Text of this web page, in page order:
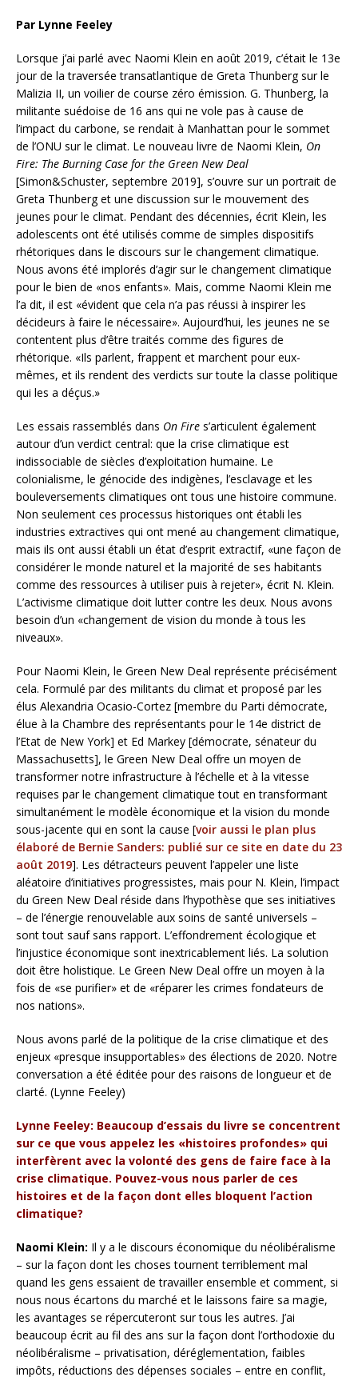
Par Lynne Feeley
Lorsque j’ai parlé avec Naomi Klein en août 2019, c’était le 13e
jour de la traversée transatlantique de Greta Thunberg sur le
Malizia II, un voilier de course zéro émission. G. Thunberg, la
militante suédoise de 16 ans qui ne vole pas à cause de
l’impact du carbone, se rendait à Manhattan pour le sommet
de l’ONU sur le climat. Le nouveau livre de Naomi Klein, On
Fire: The Burning Case for the Green New Deal
[Simon&Schuster, septembre 2019], s’ouvre sur un portrait de
Greta Thunberg et une discussion sur le mouvement des
jeunes pour le climat. Pendant des décennies, écrit Klein, les
adolescents ont été utilisés comme de simples dispositifs
rhétoriques dans le discours sur le changement climatique.
Nous avons été implorés d’agir sur le changement climatique
pour le bien de «nos enfants». Mais, comme Naomi Klein me
l’a dit, il est «évident que cela n’a pas réussi à inspirer les
décideurs à faire le nécessaire». Aujourd’hui, les jeunes ne se
contentent plus d’être traités comme des figures de
rhétorique. «Ils parlent, frappent et marchent pour eux-
mêmes, et ils rendent des verdicts sur toute la classe politique
qui les a déçus.»
Les essais rassemblés dans On Fire s’articulent également
autour d’un verdict central: que la crise climatique est
indissociable de siècles d’exploitation humaine. Le
colonialisme, le génocide des indigènes, l’esclavage et les
bouleversements climatiques ont tous une histoire commune.
Non seulement ces processus historiques ont établi les
industries extractives qui ont mené au changement climatique,
mais ils ont aussi établi un état d’esprit extractif, «une façon de
considérer le monde naturel et la majorité de ses habitants
comme des ressources à utiliser puis à rejeter», écrit N. Klein.
L’activisme climatique doit lutter contre les deux. Nous avons
besoin d’un «changement de vision du monde à tous les
niveaux».
Pour Naomi Klein, le Green New Deal représente précisément
cela. Formulé par des militants du climat et proposé par les
élus Alexandria Ocasio-Cortez [membre du Parti démocrate,
élue à la Chambre des représentants pour le 14e district de
l’Etat de New York] et Ed Markey [démocrate, sénateur du
Massachusetts], le Green New Deal offre un moyen de
transformer notre infrastructure à l’échelle et à la vitesse
requises par le changement climatique tout en transformant
simultanément le modèle économique et la vision du monde
sous-jacente qui en sont la cause [voir aussi le plan plus
élaboré de Bernie Sanders: publié sur ce site en date du 23
août 2019]. Les détracteurs peuvent l’appeler une liste
aléatoire d’initiatives progressistes, mais pour N. Klein, l’impact
du Green New Deal réside dans l’hypothèse que ses initiatives
– de l’énergie renouvelable aux soins de santé universels –
sont tout sauf sans rapport. L’effondrement écologique et
l’injustice économique sont inextricablement liés. La solution
doit être holistique. Le Green New Deal offre un moyen à la
fois de «se purifier» et de «réparer les crimes fondateurs de
nos nations».
Nous avons parlé de la politique de la crise climatique et des
enjeux «presque insupportables» des élections de 2020. Notre
conversation a été éditée pour des raisons de longueur et de
clarté. (Lynne Feeley)
Lynne Feeley: Beaucoup d’essais du livre se concentrent
sur ce que vous appelez les «histoires profondes» qui
interfèrent avec la volonté des gens de faire face à la
crise climatique. Pouvez-vous nous parler de ces
histoires et de la façon dont elles bloquent l’action
climatique?
Naomi Klein: Il y a le discours économique du néolibéralisme
– sur la façon dont les choses tournent terriblement mal
quand les gens essaient de travailler ensemble et comment, si
nous nous écartons du marché et le laissons faire sa magie,
les avantages se répercuteront sur tous les autres. J’ai
beaucoup écrit au fil des ans sur la façon dont l’orthodoxie du
néolibéralisme – privatisation, déréglementation, faibles
impôts, réductions des dépenses sociales – entre en conflit,